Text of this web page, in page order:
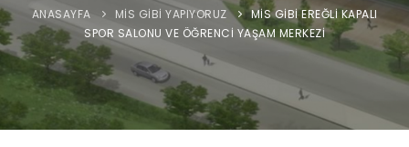
ANASAYFA MIS GIBI YAPIYORUZ
MIS GIBI EREĞLI KAPALI
SPOR SALONU VE ÖĞRENCI YAŞAM MERKEZI